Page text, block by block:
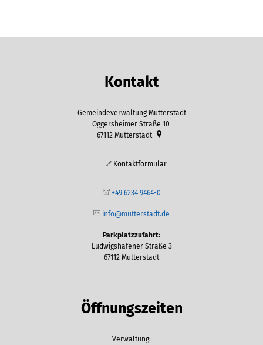
Kontakt
Gemeindeverwaltung Mutterstadt
Oggersheimer Straße 10
67112 Mutterstadt
Kontaktformular
+49 6234 9464-0
info@mutterstadt.de
Parkplatzzufahrt:
Ludwigshafener Straße 3
67112 Mutterstadt
Öffnungszeiten
Verwaltung: